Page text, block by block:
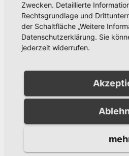
POLIZEIBERICHT
Firmeneinbruch in
Zwecken. Detaillierte
Rechtsgrundlage und
der Schaltfläche „Weitere
Datenschutzerklärung. Sie
jederzeit widerrufen.